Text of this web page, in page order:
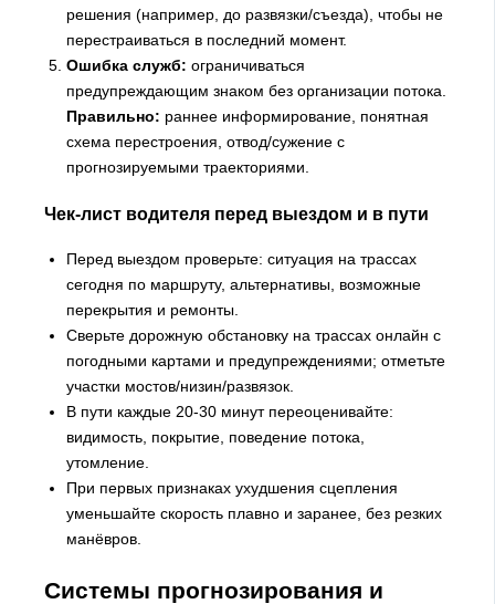
решения (например, до развязки/съезда), чтобы не
перестраиваться в последний момент.
Ошибка служб: ограничиваться
предупреждающим знаком без организации потока.
Правильно: раннее информирование, понятная
схема перестроения, отвод/сужение с
прогнозируемыми траекториями.
Чек-лист водителя перед выездом и в пути
Перед выездом проверьте: ситуация на трассах
сегодня по маршруту, альтернативы, возможные
перекрытия и ремонты.
Сверьте дорожную обстановку на трассах онлайн с
погодными картами и предупреждениями; отметьте
участки мостов/низин/развязок.
В пути каждые 20-30 минут переоценивайте:
видимость, покрытие, поведение потока,
утомление.
При первых признаках ухудшения сцепления
уменьшайте скорость плавно и заранее, без резких
манёвров.
Системы прогнозирования и